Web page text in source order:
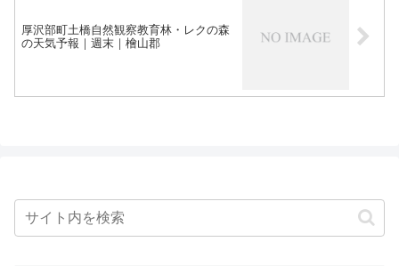
厚沢部町土橋自然観察教育林・レクの森
の天気予報｜週末｜檜山郡